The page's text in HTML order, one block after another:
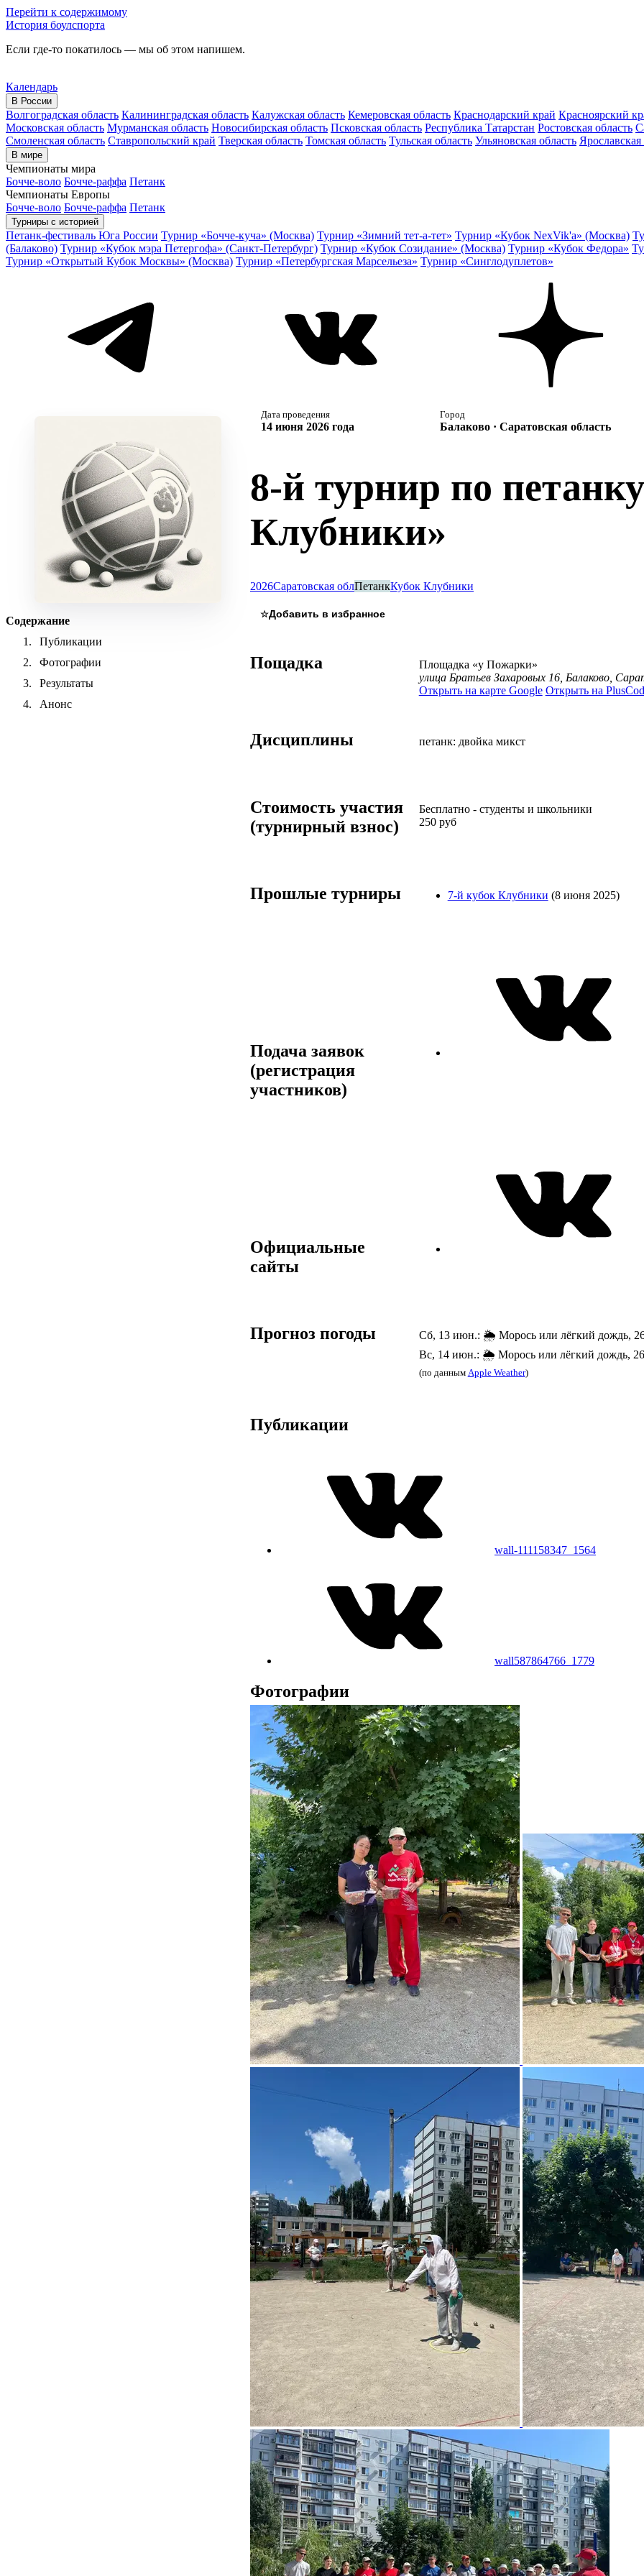
Перейти к содержимому
История боулспорта
Если где-то покатилось — мы об этом напишем.
Календарь
В России
Волгоградская область Калининградская область Калужская область Кемеровская область Краснодарский край Красноярский
Московская область Мурманская область Новосибирская область Псковская область Республика Татарстан Ростовская область
Смоленская область Ставропольский край Тверская область Томская область Тульская область Ульяновская область Ярославская
В мире
Чемпионаты мира
Бочче-воло Бочче-раффа Петанк
Чемпионаты Европы
Бочче-воло Бочче-раффа Петанк
Турниры с историей
Петанк-фестиваль Юга России Турнир «Бочче-куча» (Москва) Турнир «Зимний тет-а-тет» Турнир «Кубок NexVik'a» (Москва)
(Балаково) Турнир «Кубок мэра Петергофа» (Санкт-Петербург) Турнир «Кубок Созидание» (Москва) Турнир «Кубок Федора»
Турнир «Открытый Кубок Москвы» (Москва) Турнир «Петербургская Марсельеза» Турнир «Синглодуплетов»
Содержание
Публикации
Фотографии
Результаты
Анонс
Дата проведения
14 июня 2026 года
Город
Балаково · Саратовская область
8-й турнир по
Клубники»
2026Саратовская облПетанкКубок Клубники
☆
Пощадка
Площадка «у Пожарки»
улица Братьев Захаровых 16, Балаково,
Открыть на карте Google Открыть на
Дисциплины петанк: двойка микст
Стоимость участия
(турнирный взнос)
Бесплатно- студенты и школьники
250 руб
Прошлые турниры 7-й кубок Клубники (8 июня 2025)
Подача заявок
(регистрация
участников)
Официальные
сайты
Прогноз погоды
Сб, 13 июн.: 🌦️ Морось или лёгкий дождь,
Вс, 14 июн.: 🌦️ Морось или лёгкий дождь,
(по данным Apple Weather)
Публикации
wall-111158347_1564
wall587864766_1779
Фотографии